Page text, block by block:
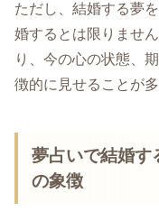
ただし、結婚する夢
婚するとは限りませ
り、今の心の状態、
徴的に見せることが多
夢占いで結婚す
の象徴